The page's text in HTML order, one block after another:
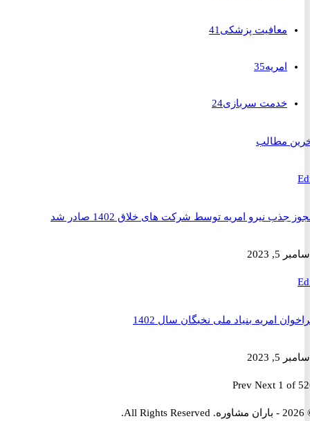
معافیت پزشکی41
امریه 35
خدمت سربازی 24
مطالب
نیرو امریه توسط شرکت های خلاق 1402 صادر شد
امریه بنیاد ملی نخبگان سال 1402
PrevNext 1